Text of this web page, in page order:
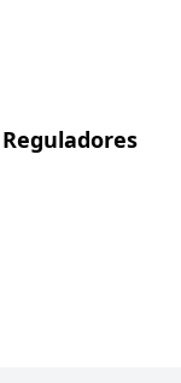
Reguladores